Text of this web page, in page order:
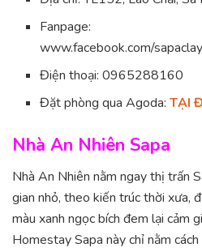
Fanpage:
www.facebook.com/
Điện thoại: 0965288160
Đặt phòng qua Agoda:TẠI
Nhà An Nhiên Sapa
Nhà An Nhiên nằm ngay thị trấn
gian nhỏ, theo kiến trúc thời xưa,
màu xanh ngọc bích đem lại cảm
Homestay Sapa này chỉ nằm